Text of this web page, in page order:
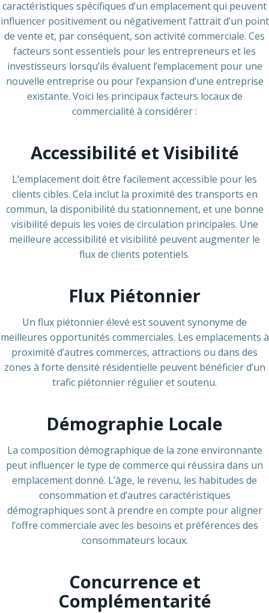
caractéristiques spécifiques d’un emplacement qui peuvent
influencer positivement ou négativement l’attrait d’un point
de vente et, par conséquent, son activité commerciale. Ces
facteurs sont essentiels pour les entrepreneurs et les
investisseurs lorsqu’ils évaluent l’emplacement pour une
nouvelle entreprise ou pour l’expansion d’une entreprise
existante. Voici les principaux facteurs locaux de
commercialité à considérer :
Accessibilité et Visibilité
L’emplacement doit être facilement accessible pour les
clients cibles. Cela inclut la proximité des transports en
commun, la disponibilité du stationnement, et une bonne
visibilité depuis les voies de circulation principales. Une
meilleure accessibilité et visibilité peuvent augmenter le
flux de clients potentiels.
Flux Piétonnier
Un flux piétonnier élevé est souvent synonyme de
meilleures opportunités commerciales. Les emplacements à
proximité d’autres commerces, attractions ou dans des
zones à forte densité résidentielle peuvent bénéficier d’un
trafic piétonnier régulier et soutenu.
Démographie Locale
La composition démographique de la zone environnante
peut influencer le type de commerce qui réussira dans un
emplacement donné. L’âge, le revenu, les habitudes de
consommation et d’autres caractéristiques
démographiques sont à prendre en compte pour aligner
l’offre commerciale avec les besoins et préférences des
consommateurs locaux.
Concurrence et
Complémentarité